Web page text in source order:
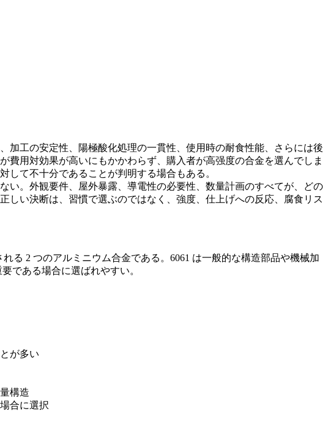
加工の安定性、陽極酸化処理の一貫性、使用時の耐食性能、さらには後
用対効果が高いにもかかわらず、購入者が高强度の合金を選んでしま
して不十分であることが判明する場合もある。
い。外観要件、屋外暴露、導電性の必要性、数量計画のすべてが、どの
い決断は、習慣で選ぶのではなく、強度、仕上げへの反応、腐食リス
る 2 つのアルミニウム合金である。6061 は一般的な構造部品や機械加
である場合に選ばれやすい。
が多い
構造
合に選択